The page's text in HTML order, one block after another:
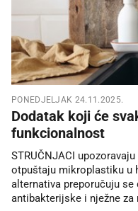
PONEDJELJAK 24.11.2025.
Dodatak koji će
funkcionalnost
STRUČNJACI
otpuštaju mikroplastiku u
alternativa preporučuju
antibakterijske i nježne za